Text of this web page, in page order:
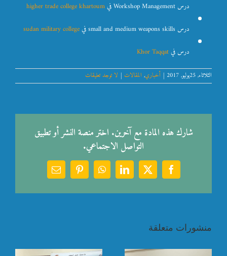
درس ‏‎Workshop Management‎‏ في ‏‎
higher trade college khartoum
درس ‏‎small and medium weapons skills‎‏ في ‏‎
sudan military college
درس في ‏‎Khor Taqqat
الثلاثاء, 25يوليو, 2017 | أخباري, المقالات | لا توجد تعليقات
شارك هذه المادة مع آخرين. اختر منصة النشر أو تطبيق
التواصل الاجتماعي.
Facebook
X
LinkedIn
WhatsApp
Pinterest
Email
منشورات متعلقة